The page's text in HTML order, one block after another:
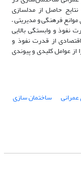
حاصل از مدلسازی
فرهنگی و مدیریتی –
و وابستگی بالایی
از قدرت نفوذ و
عوامل کلیدی و پیوندی
ساختمان سازی